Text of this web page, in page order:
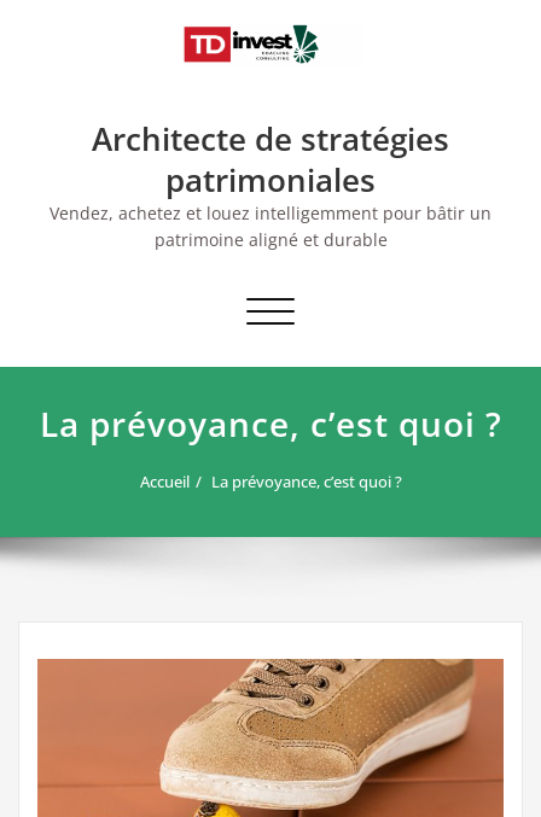
Architecte de stratégies
patrimoniales
Vendez, achetez et louez intelligemment pour bâtir un
patrimoine aligné et durable
Afficher/masquer
navigation
La prévoyance, c’est quoi ?
Accueil La prévoyance, c’est quoi ?